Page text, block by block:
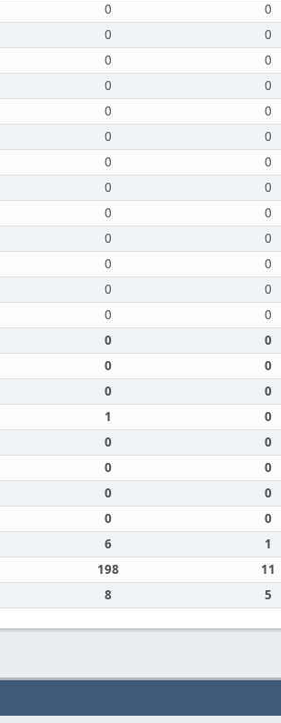
0 0
0 0
0 0
0 0
0 0
0 0
0 0
0 0
0 0
0 0
0 0
0 0
0 0
0 0
0 0
0 0
1 0
0 0
0 0
0 0
0 0
6 1
198 11
8 5